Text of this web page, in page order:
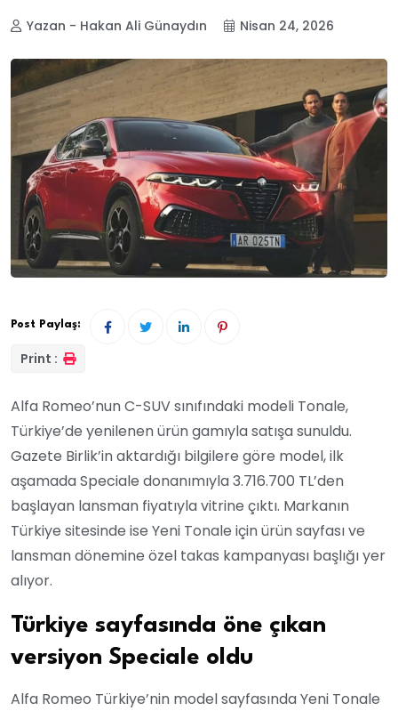
Yazan - Hakan Ali Günaydın Nisan 24, 2026
Post Paylaş:
Print :
Alfa Romeo’nun C-SUV sınıfındaki modeli Tonale,
Türkiye’de yenilenen ürün gamıyla satışa sunuldu.
Gazete Birlik’in aktardığı bilgilere göre model, ilk
aşamada Speciale donanımıyla 3.716.700 TL’den
başlayan lansman fiyatıyla vitrine çıktı. Markanın
Türkiye sitesinde ise Yeni Tonale için ürün sayfası ve
lansman dönemine özel takas kampanyası başlığı yer
alıyor.
Türkiye sayfasında öne çıkan
versiyon Speciale oldu
Alfa Romeo Türkiye’nin model sayfasında Yeni Tonale